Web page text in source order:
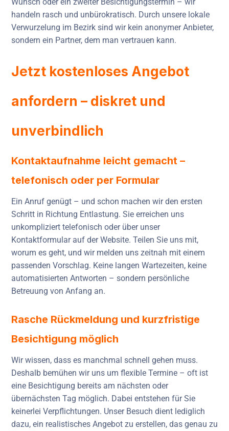
handeln rasch und unbürokratisch. Durch unsere lokale
Verwurzelung im Bezirk sind wir kein anonymer Anbieter,
sondern ein Partner, dem man vertrauen kann.
Jetzt kostenloses Angebot
anfordern – diskret und
unverbindlich
Kontaktaufnahme leicht gemacht –
telefonisch oder per Formular
Ein Anruf genügt – und schon machen wir den ersten
Schritt in Richtung Entlastung. Sie erreichen uns
unkompliziert telefonisch oder über unser
Kontaktformular auf der Website. Teilen Sie uns mit,
worum es geht, und wir melden uns zeitnah mit einem
passenden Vorschlag. Keine langen Wartezeiten, keine
automatisierten Antworten – sondern persönliche
Betreuung von Anfang an.
Rasche Rückmeldung und kurzfristige
Besichtigung möglich
Wir wissen, dass es manchmal schnell gehen muss.
Deshalb bemühen wir uns um flexible Termine – oft ist
eine Besichtigung bereits am nächsten oder
übernächsten Tag möglich. Dabei entstehen für Sie
keinerlei Verpflichtungen. Unser Besuch dient lediglich
dazu, ein realistisches Angebot zu erstellen, das genau zu